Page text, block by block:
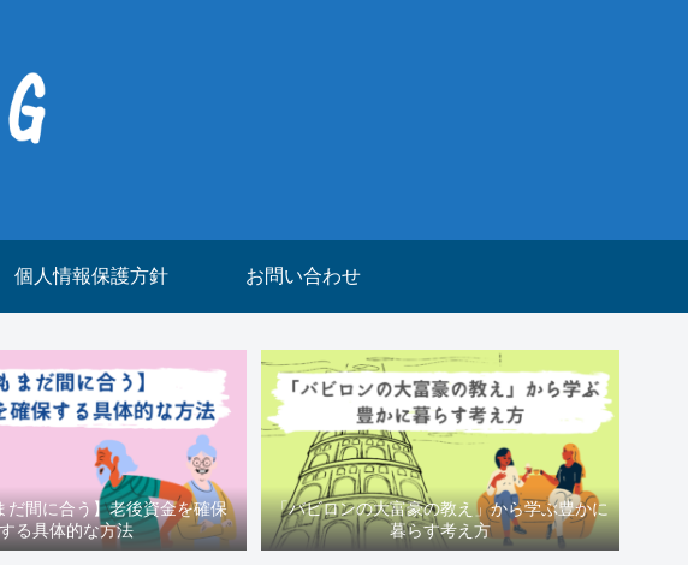
個人情報保護方針 お問い合わせ
だ間に合う】老後資金を確保
する具体的な方法
「バビロンの大富豪の教え」から学ぶ豊かに
暮らす考え方